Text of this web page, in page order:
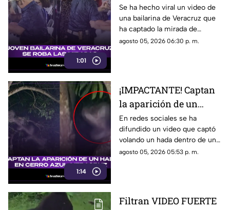
1:01
Veracruz se roba las
miradas por sus
TREMENDOS PASOS
(+VIDEO)
Se ha hecho viral un video de
una bailarina de Veracruz que
ha captado la mirada de
muchos debido a su estilo de
agosto 05, 2026 06:30 p. m.
1:14
¡IMPACTANTE! Captan
la aparición de un
HADA en Cerro Azul,
VERACRUZ (+VIDEO)
En redes sociales se ha
difundido un video que captó
volando un hada dentro de una
vivienda en Cerro Azul,
agosto 05, 2026 05:53 p. m.
Filtran VIDEO FUERTE